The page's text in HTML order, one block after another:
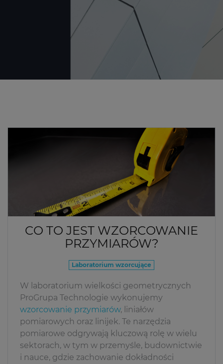
CO TO JEST WZORCOWANIE
PRZYMIARÓW?
Laboratorium wzorcujące
W laboratorium wielkości geometrycznych
ProGrupa Technologie wykonujemy
wzorcowanie przymiarów, liniałów
pomiarowych oraz linijek. Te narzędzia
pomiarowe odgrywają kluczową rolę w wielu
sektorach, w tym w przemyśle, budownictwie
i nauce, gdzie zachowanie dokładności